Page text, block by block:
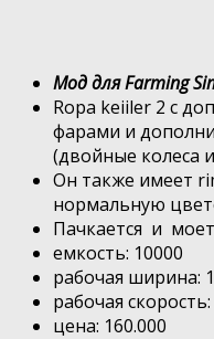
Мод для Farming
Ropa keiiler 2 с
фарами и
(двойные колеса
Он также имеет
нормальную
Пачкается и
емкость: 10000
рабочая ширина:
рабочая
цена: 160.000